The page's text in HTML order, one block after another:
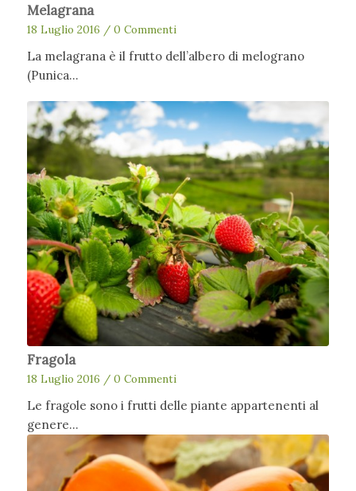
Melagrana
18 Luglio 2016 / 0 Commenti
La melagrana è il frutto dell’albero di melograno
(Punica…
Fragola
18 Luglio 2016 / 0 Commenti
Le fragole sono i frutti delle piante appartenenti al
genere…